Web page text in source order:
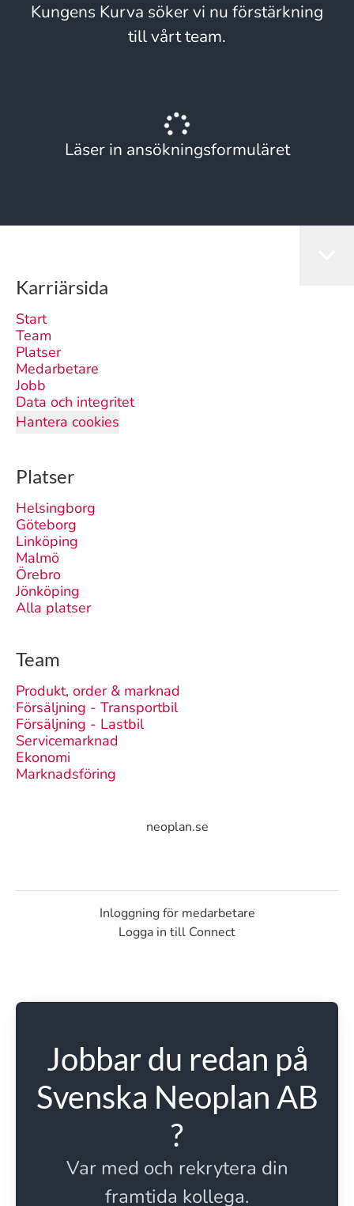
Kungens Kurva söker vi nu förstärkning
till vårt team.
Läser in ansökningsformuläret
Karriärsida
Start
Team
Platser
Medarbetare
Jobb
Data och integritet
Hantera cookies
Platser
Helsingborg
Göteborg
Linköping
Malmö
Örebro
Jönköping
Alla platser
Team
Produkt, order & marknad
Försäljning - Transportbil
Försäljning - Lastbil
Servicemarknad
Ekonomi
Marknadsföring
neoplan.se
Inloggning för medarbetare
Logga in till Connect
Jobbar du redan på
Svenska Neoplan AB
?
Var med och rekrytera din
framtida kollega.